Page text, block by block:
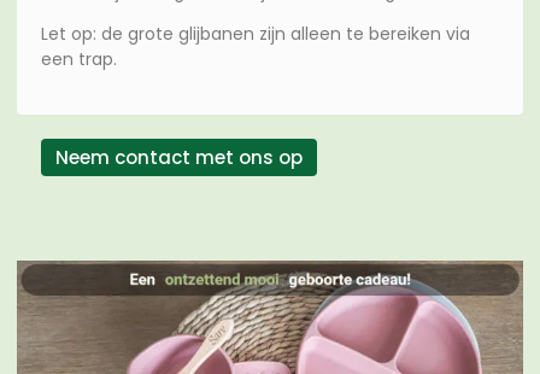
Let op: de grote glijbanen zijn alleen te bereiken via
een trap.
Neem contact met ons op